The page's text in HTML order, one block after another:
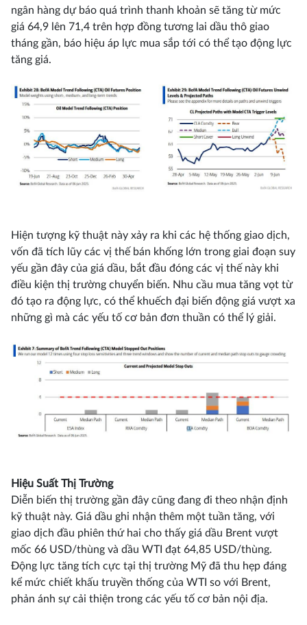
ngân hàng dự báo quá trình thanh khoản sẽ tăng từ mức
giá 64,9 lên 71,4 trên hợp đồng tương lai dầu thô giao
tháng gần, báo hiệu áp lực mua sắp tới có thể tạo động lực
tăng giá.
Hiện tượng kỹ thuật này xảy ra khi các hệ thống giao dịch,
vốn đã tích lũy các vị thế bán khống lớn trong giai đoạn suy
yếu gần đây của giá dầu, bắt đầu đóng các vị thế này khi
điều kiện thị trường chuyển biến. Nhu cầu mua tăng vọt từ
đó tạo ra động lực, có thể khuếch đại biến động giá vượt xa
những gì mà các yếu tố cơ bản đơn thuần có thể lý giải.
Hiệu Suất Thị Trường
Diễn biến thị trường gần đây cũng đang đi theo nhận định
kỹ thuật này. Giá dầu ghi nhận thêm một tuần tăng, với
giao dịch đầu phiên thứ hai cho thấy giá dầu Brent vượt
mốc 66 USD/thùng và dầu WTI đạt 64,85 USD/thùng.
Động lực tăng tích cực tại thị trường Mỹ đã thu hẹp đáng
kể mức chiết khấu truyền thống của WTI so với Brent,
phản ánh sự cải thiện trong các yếu tố cơ bản nội địa.